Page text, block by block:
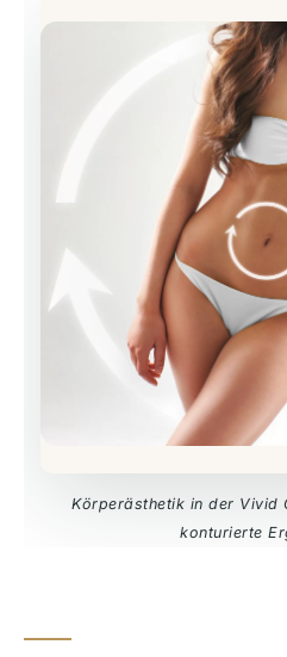
Körperästhetik in der Vivid
konturierte